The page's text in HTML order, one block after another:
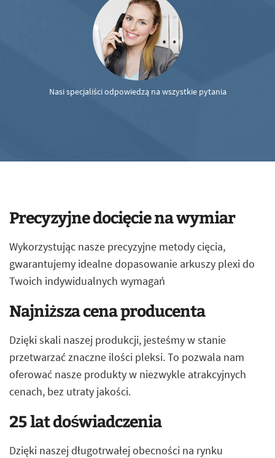
Nasi specjaliści odpowiedzą na wszystkie pytania
Precyzyjne docięcie na wymiar
Wykorzystując nasze precyzyjne metody cięcia,
gwarantujemy idealne dopasowanie arkuszy plexi do
Twoich indywidualnych wymagań
Najniższa cena producenta
Dzięki skali naszej produkcji, jesteśmy w stanie
przetwarzać znaczne ilości pleksi. To pozwala nam
oferować nasze produkty w niezwykle atrakcyjnych
cenach, bez utraty jakości.
25 lat doświadczenia
Dzięki naszej długotrwałej obecności na rynku